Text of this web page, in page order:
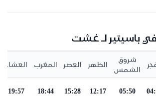
باسيتير لـ غشت
شروق
الشمس
الظهر العصر المغرب العشاء
05:50
12:17
15:28
18:44
19:57